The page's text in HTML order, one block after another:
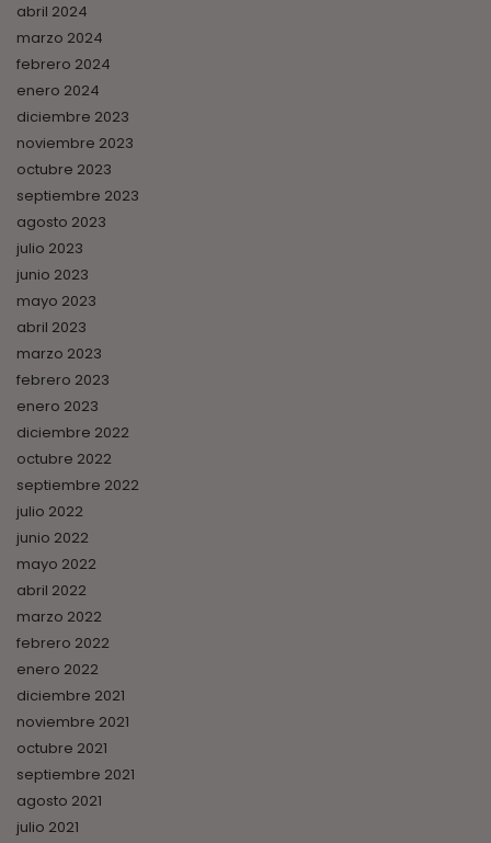
abril 2024
marzo 2024
febrero 2024
enero 2024
diciembre 2023
noviembre 2023
octubre 2023
septiembre 2023
agosto 2023
julio 2023
junio 2023
mayo 2023
abril 2023
marzo 2023
febrero 2023
enero 2023
diciembre 2022
octubre 2022
septiembre 2022
julio 2022
junio 2022
mayo 2022
abril 2022
marzo 2022
febrero 2022
enero 2022
diciembre 2021
noviembre 2021
octubre 2021
septiembre 2021
agosto 2021
julio 2021